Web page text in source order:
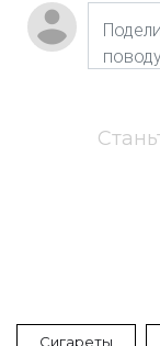
Сигареты